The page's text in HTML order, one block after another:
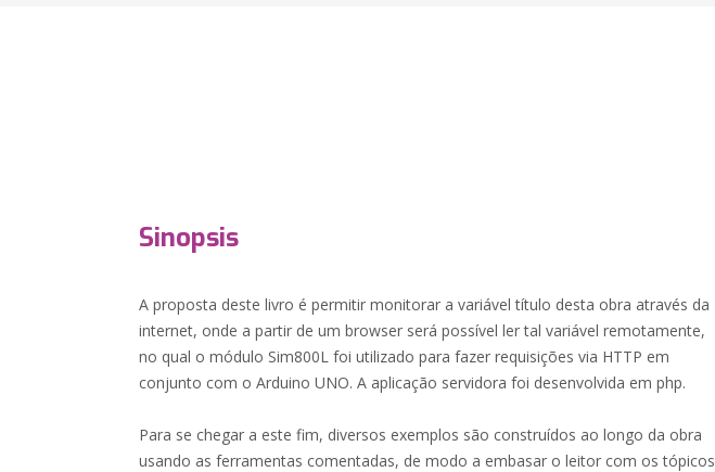
Sinopsis
A proposta deste livro é permitir monitorar a variável título desta obra através da
internet, onde a partir de um browser será possível ler tal variável remotamente,
no qual o módulo Sim800L foi utilizado para fazer requisições via HTTP em
conjunto com o Arduino UNO. A aplicação servidora foi desenvolvida em php.
Para se chegar a este fim, diversos exemplos são construídos ao longo da obra
usando as ferramentas comentadas, de modo a embasar o leitor com os tópicos